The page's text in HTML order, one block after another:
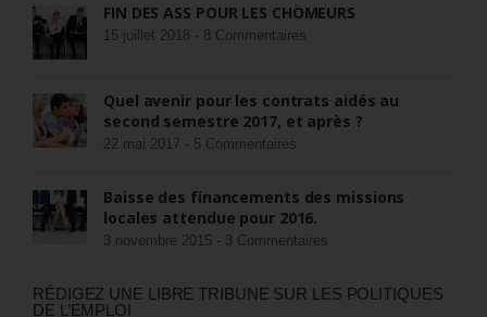
FIN DES ASS POUR LES CHÔMEURS
15 juillet 2018 - 8 Commentaires
Quel avenir pour les contrats aidés au
second semestre 2017, et après ?
22 mai 2017 - 5 Commentaires
Baisse des financements des missions
locales attendue pour 2016.
3 novembre 2015 - 3 Commentaires
RÉDIGEZ UNE LIBRE TRIBUNE SUR LES POLITIQUES
DE L’EMPLOI